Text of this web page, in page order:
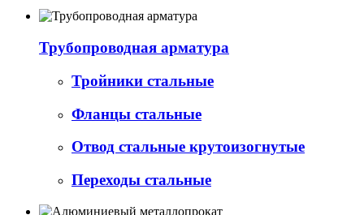
Трубопроводная арматура
Тройники стальные
Фланцы стальные
Отвод стальные крутоизогнутые
Переходы стальные